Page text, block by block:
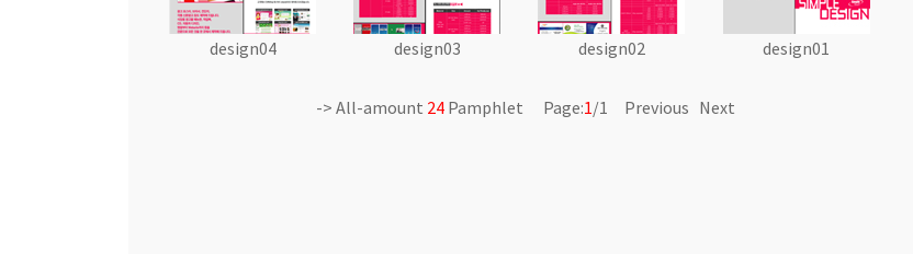
design04 design03 design02 design01
-> All-amount 24 Pamphlet Page:1/1 Previous Next